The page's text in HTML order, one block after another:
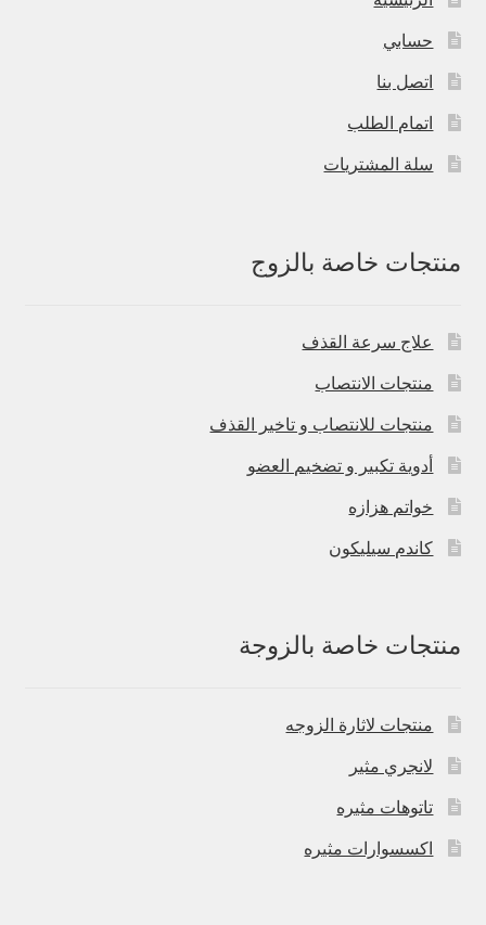
حسابي
اتصل بنا
اتمام الطلب
سلة المشتريات
منتجات خاصة بالزوج
علاج سرعة القذف
منتجات الانتصاب
منتجات للانتصاب و تاخير القذف
أدوية تكبير و تضخيم العضو
خواتم هزازه
كاندم سيليكون
منتجات خاصة بالزوجة
منتجات لاثارة الزوجه
لانجري مثير
تاتوهات مثيره
اكسسوارات مثيره